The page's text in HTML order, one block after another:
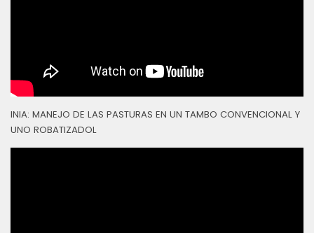
INIA: MANEJO DE LAS PASTURAS EN UN TAMBO CONVENCIONAL Y
UNO ROBATIZADOL